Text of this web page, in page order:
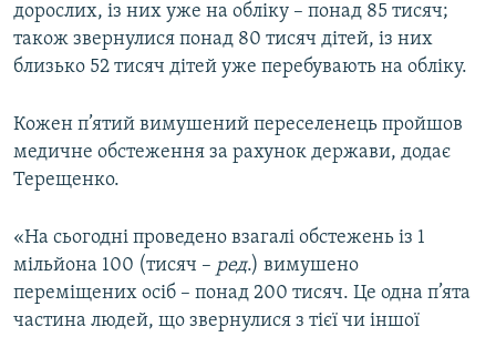
дорослих, із них уже на обліку – понад 85 тисяч;
також звернулися понад 80 тисяч дітей, із них
близько 52 тисяч дітей уже перебувають на обліку.
Кожен п’ятий вимушений переселенець пройшов
медичне обстеження за рахунок держави, додає
Терещенко.
«На сьогодні проведено взагалі обстежень із 1
мільйона 100 (тисяч – ред.) вимушено
переміщених осіб – понад 200 тисяч. Це одна п’ята
частина людей, що звернулися з тієї чи іншої